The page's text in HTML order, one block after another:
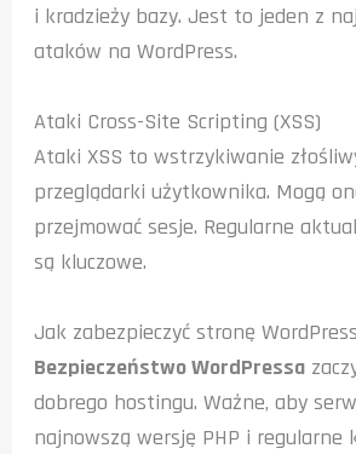
i kradzieży bazy. Jest to jeden z
ataków na WordPress.
Ataki Cross-Site Scripting (XSS)
Ataki XSS to wstrzykiwanie
przeglądarki użytkownika. Mogą
przejmować sesje. Regularne
są kluczowe.
Jak zabezpieczyć stronę WordPress
Bezpieczeństwo WordPressa
dobrego hostingu. Ważne, aby
najnowszą wersję PHP i regularne